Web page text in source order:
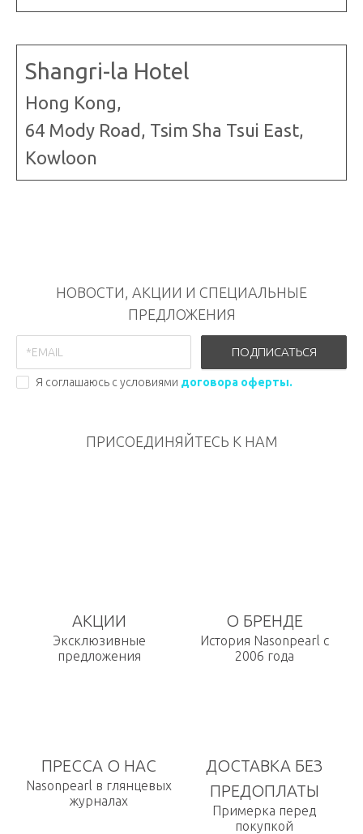
Shangri-la Hotel
Hong Kong,
64 Mody Road, Tsim Sha Tsui East,
Kowloon
НОВОСТИ, АКЦИИ И СПЕЦИАЛЬНЫЕ
ПРЕДЛОЖЕНИЯ
ПОДПИСАТЬСЯ
Я соглашаюсь с условиями договора оферты.
ПРИСОЕДИНЯЙТЕСЬ К НАМ
АКЦИИ
Эксклюзивные
предложения
О БРЕНДЕ
История Nasonpearl с
2006 года
ПРЕССА О НАС
Nasonpearl в глянцевых
журналах
ДОСТАВКА БЕЗ
ПРЕДОПЛАТЫ
Примерка перед
покупкой